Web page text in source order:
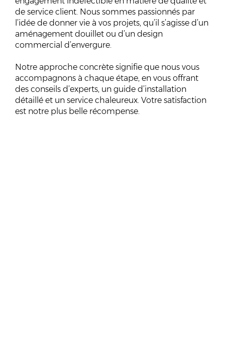
de service client. Nous sommes passionnés par
l’idée de donner vie à vos projets, qu’il s’agisse d’un
aménagement douillet ou d’un design
commercial d’envergure.
Notre approche concrète signifie que nous vous
accompagnons à chaque étape, en vous offrant
des conseils d’experts, un guide d’installation
détaillé et un service chaleureux. Votre satisfaction
est notre plus belle récompense.